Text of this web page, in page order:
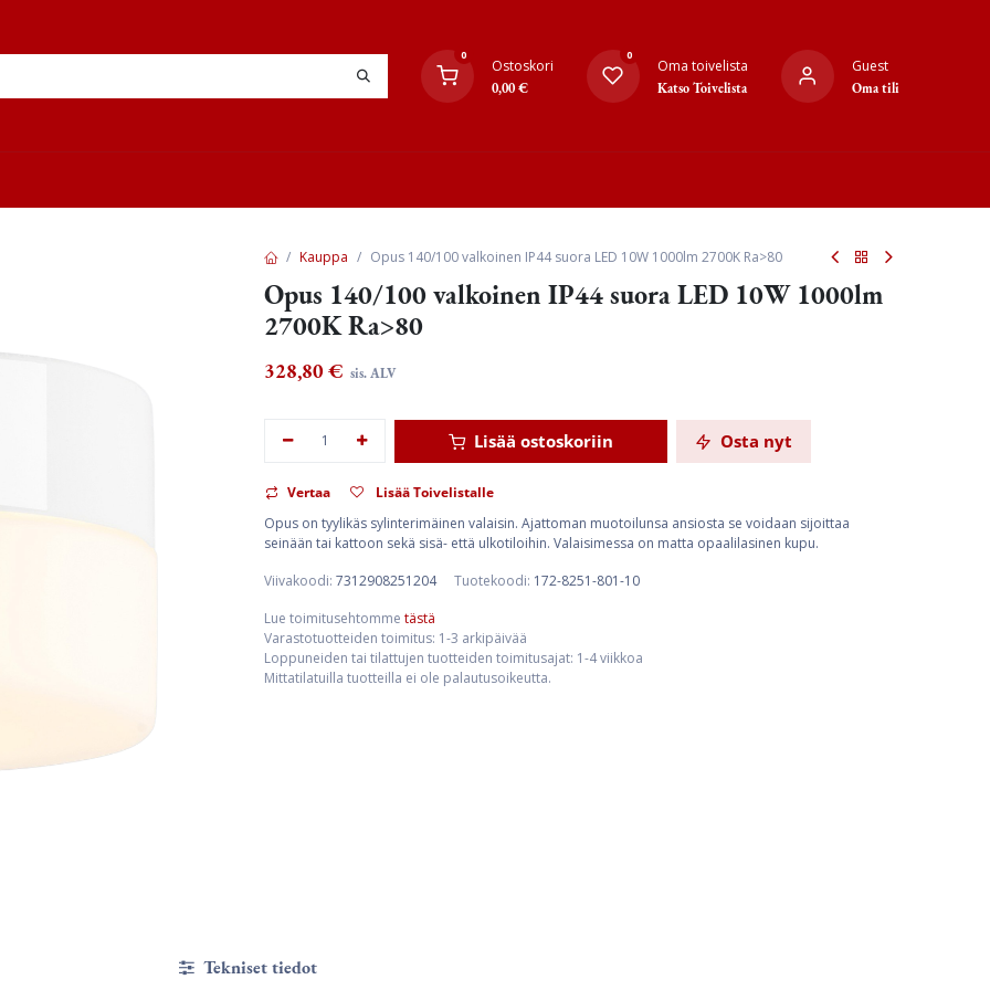
0
Ostoskori
0,00€
0
Oma toivelista
Katso Toivelista
Guest
Oma tili
Kauppa Opus 140/100 valkoinen IP44 suora LED 10W 1000lm 2700K Ra>80
Opus 140/100 valkoinen IP44 suora LED 10W 1000lm
2700K Ra>80
328,80 € sis. ALV
Lisää ostoskoriin Osta nyt
Vertaa
Lisää Toivelistalle
Opus on tyylikäs sylinterimäinen valaisin. Ajattoman muotoilunsa ansiosta se voidaan sijoittaa
seinään tai kattoon sekä sisä- että ulkotiloihin. Valaisimessa on matta opaalilasinen kupu.
Viivakoodi: 7312908251204 Tuotekoodi: 172-8251-801-10
Lue toimitusehtomme tästä
Varastotuotteiden toimitus: 1-3 arkipäivää
Loppuneiden tai tilattujen tuotteiden toimitusajat: 1-4 viikkoa
Mittatilatuilla tuotteilla ei ole palautusoikeutta.
Tekniset tiedot